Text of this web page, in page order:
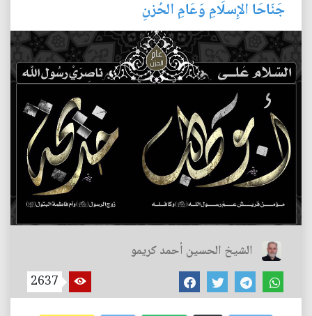
جَنَاحَا الإِسلَامِ وَعَامِ الحُزنِ
الشيخ الحسين أحمد كريمو
2637